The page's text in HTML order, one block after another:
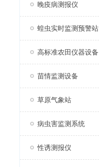
晚疫病测报仪
蝗虫实时监测预警站
高标准农田仪器设备
苗情监测设备
草原气象站
病虫害监测系统
性诱测报仪